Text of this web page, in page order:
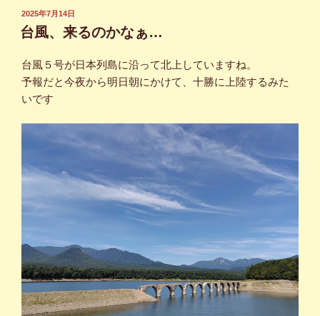
投
稿
日:
2025年7月14日
台風、来るのかなぁ…
台風５号が日本列島に沿って北上していますね。
予報だと今夜から明日朝にかけて、十勝に上陸するみた
いです